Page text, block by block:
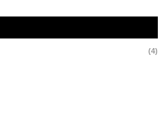
(4)